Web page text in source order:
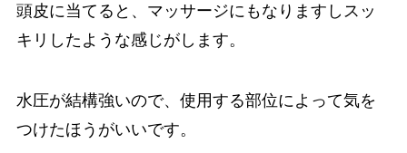
頭皮に当てると、マッサージにもなりますしスッ
キリしたような感じがします。
水圧が結構強いので、使用する部位によって気を
つけたほうがいいです。